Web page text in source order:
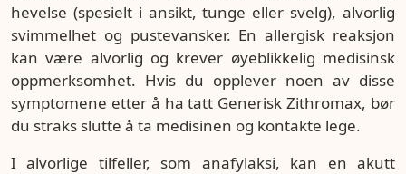
hevelse (spesielt i ansikt, tunge eller svelg), alvorlig
svimmelhet og pustevansker. En allergisk reaksjon
kan være alvorlig og krever øyeblikkelig medisinsk
oppmerksomhet. Hvis du opplever noen av disse
symptomene etter å ha tatt Generisk Zithromax, bør
du straks slutte å ta medisinen og kontakte lege.
I alvorlige tilfeller, som anafylaksi, kan en akutt